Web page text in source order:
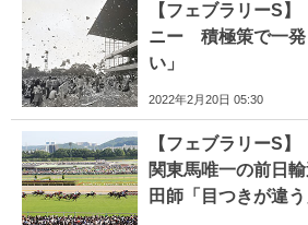
【フェブラリーS
ニー 積極策で一発
い」
2022年2月20日 05:30
【フェブラリーS
関東馬唯一の前日
田師「目つきが違う